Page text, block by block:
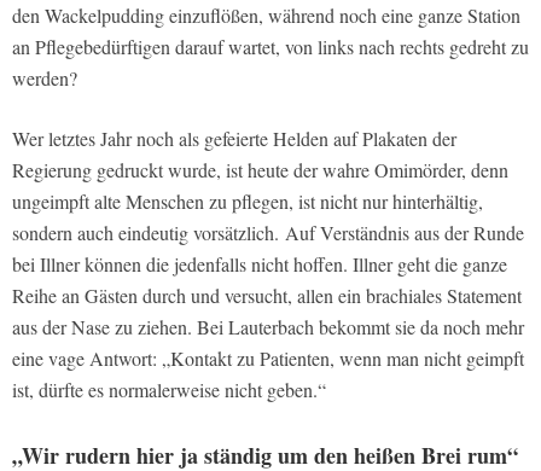
den Wackelpudding einzuflößen, während noch eine ganze Station
an Pflegebedürftigen darauf wartet, von links nach rechts gedreht zu
werden?
Wer letztes Jahr noch als gefeierte Helden auf Plakaten der
Regierung gedruckt wurde, ist heute der wahre Omimörder, denn
ungeimpft alte Menschen zu pflegen, ist nicht nur hinterhältig,
sondern auch eindeutig vorsätzlich. Auf Verständnis aus der Runde
bei Illner können die jedenfalls nicht hoffen. Illner geht die ganze
Reihe an Gästen durch und versucht, allen ein brachiales Statement
aus der Nase zu ziehen. Bei Lauterbach bekommt sie da noch mehr
eine vage Antwort: „Kontakt zu Patienten, wenn man nicht geimpft
ist, dürfte es normalerweise nicht geben.“
„Wir rudern hier ja ständig um den heißen Brei rum“